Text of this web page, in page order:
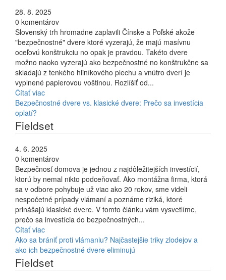
28. 8. 2025
0 komentárov
Slovenský trh hromadne zaplavili Čínske a Poľské akože
"bezpečnostné" dvere ktoré vyzerajú, že majú masívnu
oceľovú konštrukciu no opak je pravdou. Takéto dvere
možno naoko vyzerajú ako bezpečnostné no konštrukčne sa
skladajú z tenkého hliníkového plechu a vnútro dverí je
vyplnené papierovou voštinou. Rozlíšiť od...
Čítať viac
Bezpečnostné dvere vs. klasické dvere: Prečo sa investícia
oplatí?
Fieldset
4. 6. 2025
0 komentárov
Bezpečnosť domova je jednou z najdôležitejších investícií,
ktorú by nemal nikto podceňovať. Ako montážna firma, ktorá
sa v odbore pohybuje už viac ako 20 rokov, sme videli
nespočetné prípady vlámaní a poznáme riziká, ktoré
prinášajú klasické dvere. V tomto článku vám vysvetlíme,
prečo sa investícia do bezpečnostných...
Čítať viac
Ako sa brániť proti vlámaniu? Najčastejšie triky zlodejov a
ako ich bezpečnostné dvere eliminujú
Fieldset